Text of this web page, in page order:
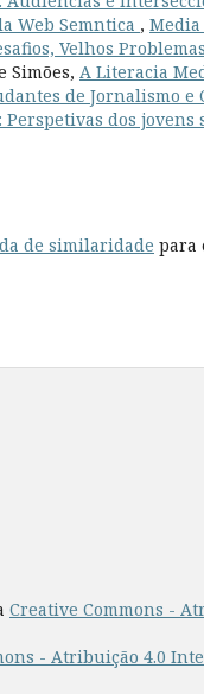
Web Semntica , Media
Velhos Problemas
Simões, A Literacia
de Jornalismo
Perspetivas dos
de similaridade para
Creative Commons -
- Atribuição 4.0